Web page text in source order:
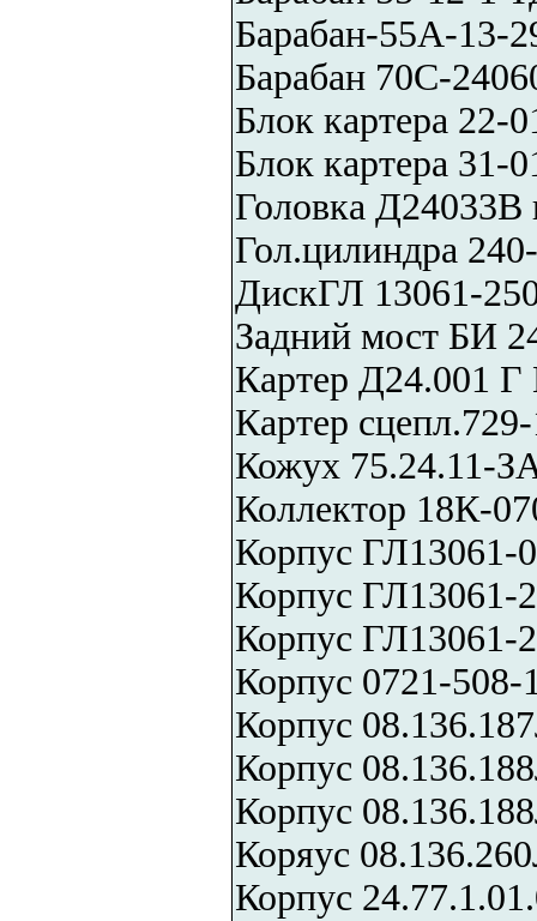
Барабан-55А-13-
Барабан 70С-
Блок картера 22-
Блок картера 31-
Головка
Гол.цилиндра
ДискГЛ 13061-
Задний мост БИ
Картер Д24.001
Картер
Кожух 75.24.11-
Коллектор 18К-
Корпус
Корпус
Корпус ГЛ13061-
Корпус 0721-
Корпус
Корпус
Корпус
Коряус
Корпус